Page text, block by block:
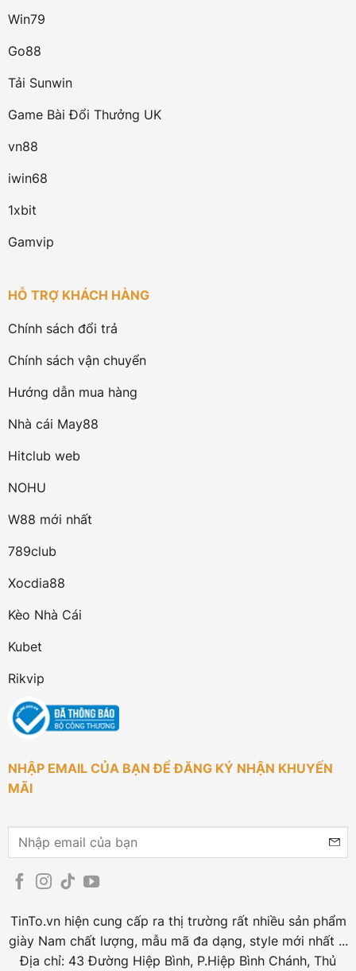
Win79
Go88
Tải Sunwin
Game Bài Đổi Thưởng UK
vn88
iwin68
1xbit
Gamvip
HỖ TRỢ KHÁCH HÀNG
Chính sách đổi trả
Chính sách vận chuyển
Hướng dẫn mua hàng
Nhà cái May88
Hitclub web
NOHU
W88 mới nhất
789club
Xocdia88
Kèo Nhà Cái
Kubet
Rikvip
NHẬP EMAIL CỦA BẠN ĐỂ ĐĂNG KÝ NHẬN KHUYẾN
MÃI
TinTo.vn hiện cung cấp ra thị trường rất nhiều sản phẩm
giày Nam chất lượng, mẫu mã đa dạng, style mới nhất ...
Địa chỉ: 43 Đường Hiệp Bình, P.Hiệp Bình Chánh, Thủ